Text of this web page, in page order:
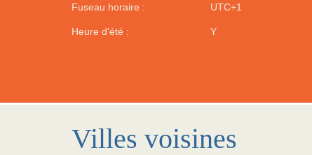
Fuseau horaire : UTC+1
Heure d'été : Y
Villes voisines